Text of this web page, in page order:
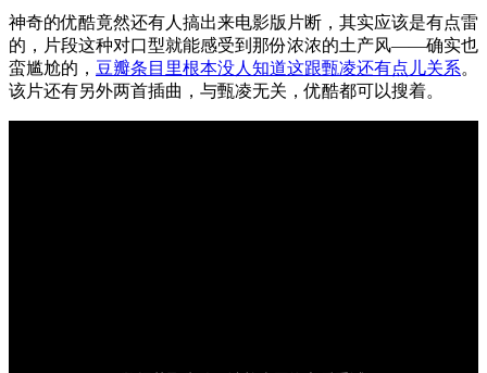
神奇的优酷竟然还有人搞出来电影版片断，其实应该是有点雷
的，片段这种对口型就能感受到那份浓浓的土产风——确实也
蛮尴尬的， 豆瓣条目里根本没人知道这跟甄凌还有点儿关系。
该片还有另外两首插曲，与甄凌无关，优酷都可以搜着。